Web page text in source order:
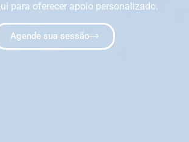
para oferecer apoio personalizado.
Agende sua sessão